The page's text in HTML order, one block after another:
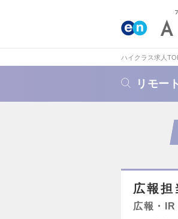
ハイクラス求人
リモー
広報担
広報・IR